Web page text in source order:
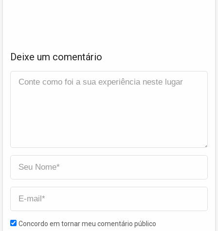
Deixe um comentário
Concordo em tornar meu comentário público